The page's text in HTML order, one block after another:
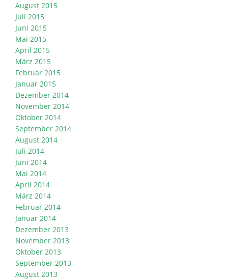
August 2015
Juli 2015
Juni 2015
Mai 2015
April 2015
März 2015
Februar 2015
Januar 2015
Dezember 2014
November 2014
Oktober 2014
September 2014
August 2014
Juli 2014
Juni 2014
Mai 2014
April 2014
März 2014
Februar 2014
Januar 2014
Dezember 2013
November 2013
Oktober 2013
September 2013
August 2013